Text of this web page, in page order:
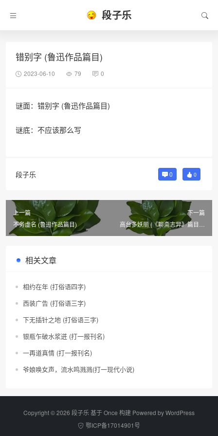
段子乐
错别字 (鲁迅作品篇目)
2023-06-10 79 0
谜面：错别字 (鲁迅作品篇目)
谜底：不应该那么写
段子乐 0 0
上一篇
不务虚名 (鲁迅作品篇目)
下一篇
高台多妖丽 (《聊斋志异》篇目，
相关文章
相约在年 (打俗语四字)
西装广告 (打俗语三字)
下无插针之地 (打俗语三字)
银瓶乍破水浆迸 (打一报刊名)
一再道真情 (打一报刊名)
爷娘唤女声，流水鸣溅溅(打一现代小说)
Copyright © 2026 段子乐 基于 Once 构建 Powered byWordPress
鄂ICP备17014901号